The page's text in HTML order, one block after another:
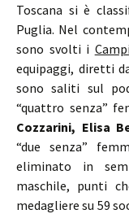
Toscana si è
Puglia. Nel
sono svolti i
equipaggi, diretti
sono saliti sul
“quattro senza”
Cozzarini, Elisa
“due senza”
eliminato in
maschile, punti
medagliere su 59